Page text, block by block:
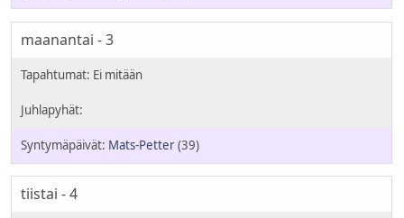
maanantai - 3
Mats-Petter(39)
tiistai - 4